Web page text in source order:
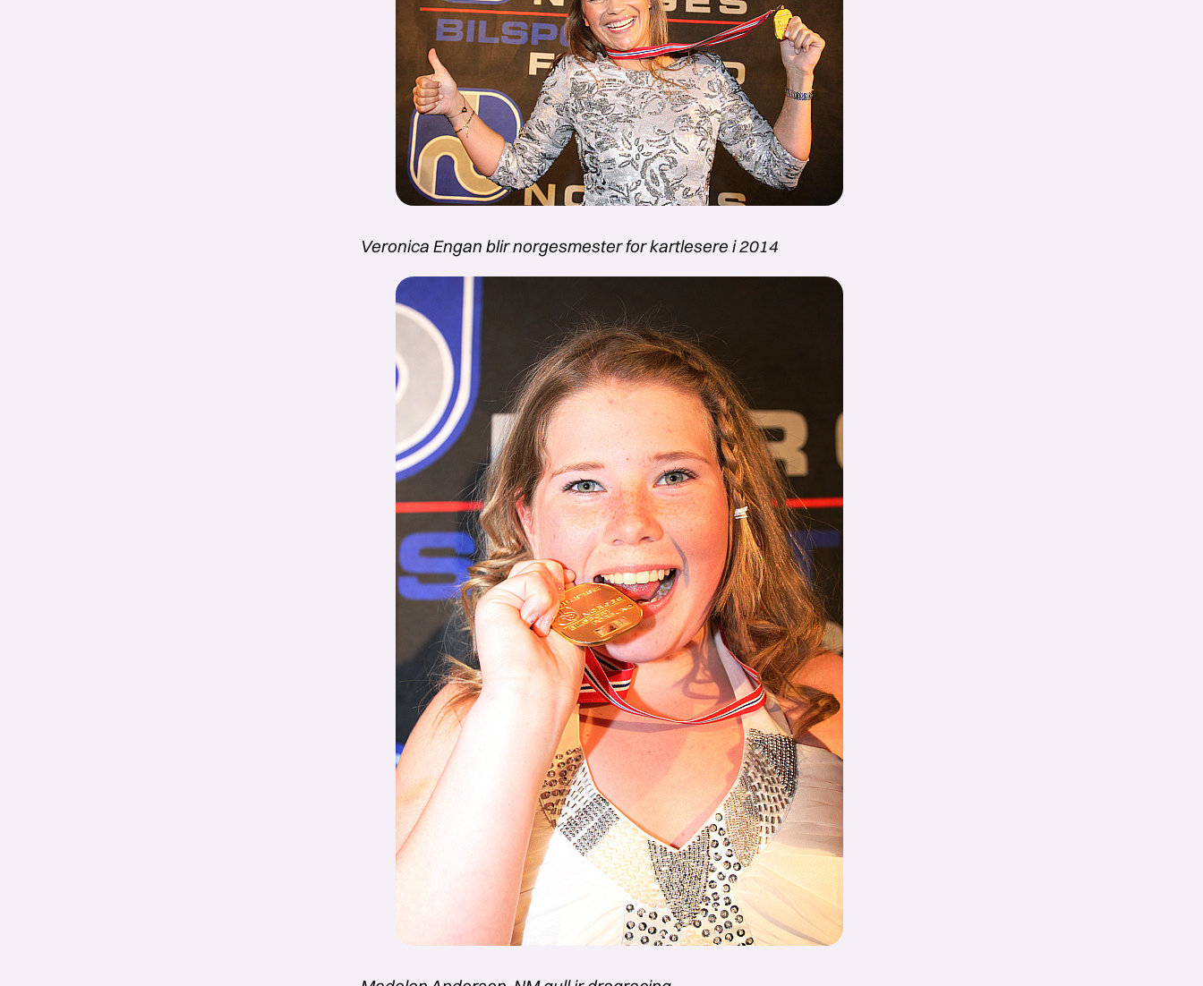
Veronica Engan blir norgesmester for kartlesere i 2014